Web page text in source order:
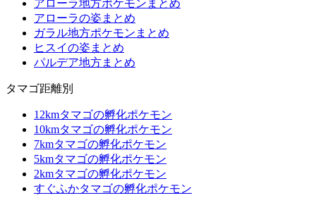
アローラ地方ポケモンまとめ
アローラの姿まとめ
ガラル地方ポケモンまとめ
ヒスイの姿まとめ
パルデア地方まとめ
タマゴ距離別
12kmタマゴの孵化ポケモン
10kmタマゴの孵化ポケモン
7kmタマゴの孵化ポケモン
5kmタマゴの孵化ポケモン
2kmタマゴの孵化ポケモン
すぐふかタマゴの孵化ポケモン